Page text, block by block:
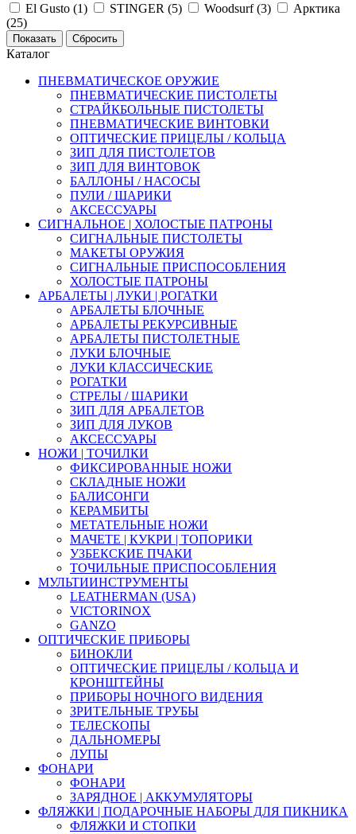
El Gusto (1) STINGER (5) Woodsurf (3)
Арктика
(25)
Каталог
ПНЕВМАТИЧЕСКОЕ ОРУЖИЕ
ПНЕВМАТИЧЕСКИЕ ПИСТОЛЕТЫ
СТРАЙКБОЛЬНЫЕ ПИСТОЛЕТЫ
ПНЕВМАТИЧЕСКИЕ ВИНТОВКИ
ОПТИЧЕСКИЕ ПРИЦЕЛЫ / КОЛЬЦА
ЗИП ДЛЯ ПИСТОЛЕТОВ
ЗИП ДЛЯ ВИНТОВОК
БАЛЛОНЫ / НАСОСЫ
ПУЛИ / ШАРИКИ
АКСЕССУАРЫ
СИГНАЛЬНОЕ | ХОЛОСТЫЕ ПАТРОНЫ
СИГНАЛЬНЫЕ ПИСТОЛЕТЫ
МАКЕТЫ ОРУЖИЯ
СИГНАЛЬНЫЕ ПРИСПОСОБЛЕНИЯ
ХОЛОСТЫЕ ПАТРОНЫ
АРБАЛЕТЫ | ЛУКИ | РОГАТКИ
АРБАЛЕТЫ БЛОЧНЫЕ
АРБАЛЕТЫ РЕКУРСИВНЫЕ
АРБАЛЕТЫ ПИСТОЛЕТНЫЕ
ЛУКИ БЛОЧНЫЕ
ЛУКИ КЛАССИЧЕСКИЕ
РОГАТКИ
СТРЕЛЫ / ШАРИКИ
ЗИП ДЛЯ АРБАЛЕТОВ
ЗИП ДЛЯ ЛУКОВ
АКСЕССУАРЫ
НОЖИ | ТОЧИЛКИ
ФИКСИРОВАННЫЕ НОЖИ
СКЛАДНЫЕ НОЖИ
БАЛИСОНГИ
КЕРАМБИТЫ
МЕТАТЕЛЬНЫЕ НОЖИ
МАЧЕТЕ | КУКРИ | ТОПОРИКИ
УЗБЕКСКИЕ ПЧАКИ
ТОЧИЛЬНЫЕ ПРИСПОСОБЛЕНИЯ
МУЛЬТИИНСТРУМЕНТЫ
LEATHERMAN (USA)
VICTORINOX
GANZO
ОПТИЧЕСКИЕ ПРИБОРЫ
БИНОКЛИ
ОПТИЧЕСКИЕ ПРИЦЕЛЫ / КОЛЬЦА И
КРОНШТЕЙНЫ
ПРИБОРЫ НОЧНОГО ВИДЕНИЯ
ЗРИТЕЛЬНЫЕ ТРУБЫ
ТЕЛЕСКОПЫ
ДАЛЬНОМЕРЫ
ЛУПЫ
ФОНАРИ
ФОНАРИ
ЗАРЯДНОЕ | АККУМУЛЯТОРЫ
ФЛЯЖКИ | ПОДАРОЧНЫЕ НАБОРЫ ДЛЯ ПИКНИКА
ФЛЯЖКИ И СТОПКИ